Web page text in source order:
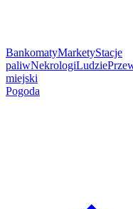
BankomatyMarketyStacje
paliwNekrologiLudzie
miejski
Pogoda